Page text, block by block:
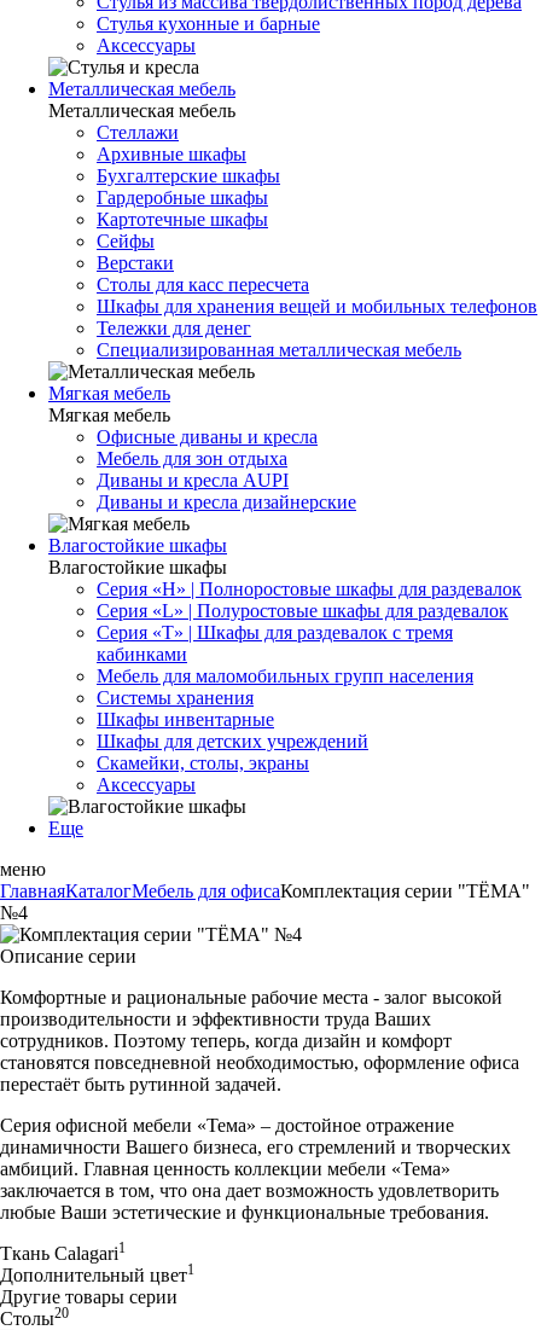
Стулья кухонные и барные
Аксессуары
Металлическая мебель
Металлическая мебель
Стеллажи
Архивные шкафы
Бухгалтерские шкафы
Гардеробные шкафы
Картотечные шкафы
Сейфы
Верстаки
Столы для касс пересчета
Шкафы для хранения вещей и мобильных телефонов
Тележки для денег
Специализированная металлическая мебель
Мягкая мебель
Мягкая мебель
Офисные диваны и кресла
Мебель для зон отдыха
Диваны и кресла AUPI
Диваны и кресла дизайнерские
Влагостойкие шкафы
Влагостойкие шкафы
Серия «H» | Полноростовые шкафы для раздевалок
Серия «L» | Полуростовые шкафы для раздевалок
Серия «T» | Шкафы для раздевалок с тремя
кабинками
Мебель для маломобильных групп населения
Системы хранения
Шкафы инвентарные
Шкафы для детских учреждений
Скамейки, столы, экраны
Аксессуары
Еще
меню
ГлавнаяКаталогМебель для офисаКомплектация серии "ТЁМА"
№4
Описание серии
Комфортные и рациональные рабочие места - залог высокой
производительности и эффективности труда Ваших
сотрудников. Поэтому теперь, когда дизайн и комфорт
становятся повседневной необходимостью, оформление офиса
перестаёт быть рутинной задачей.
Серия офисной мебели «Тема» – достойное отражение
динамичности Вашего бизнеса, его стремлений и творческих
амбиций. Главная ценность коллекции мебели «Тема»
заключается в том, что она дает возможность удовлетворить
любые Ваши эстетические и функциональные требования.
Ткань Calagari1
Дополнительный цвет1
Другие товары серии
Столы20